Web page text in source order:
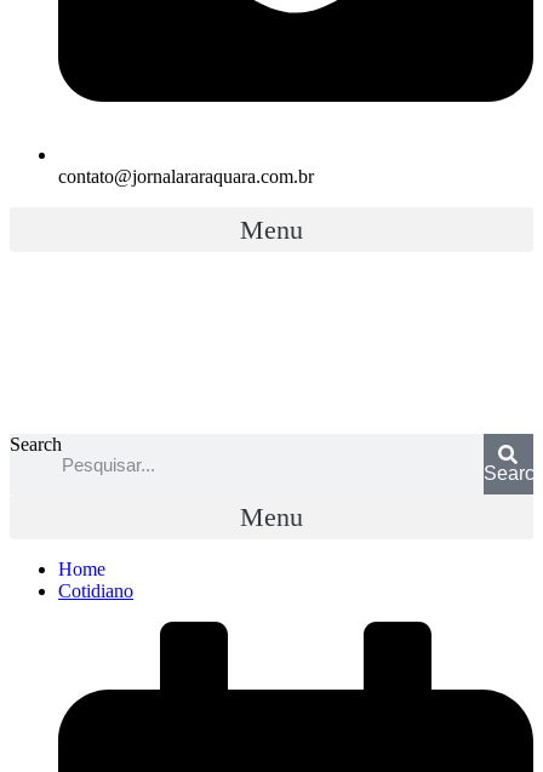
contato@jornalararaquara.com.br
Menu
Search
Menu
Home
Cotidiano